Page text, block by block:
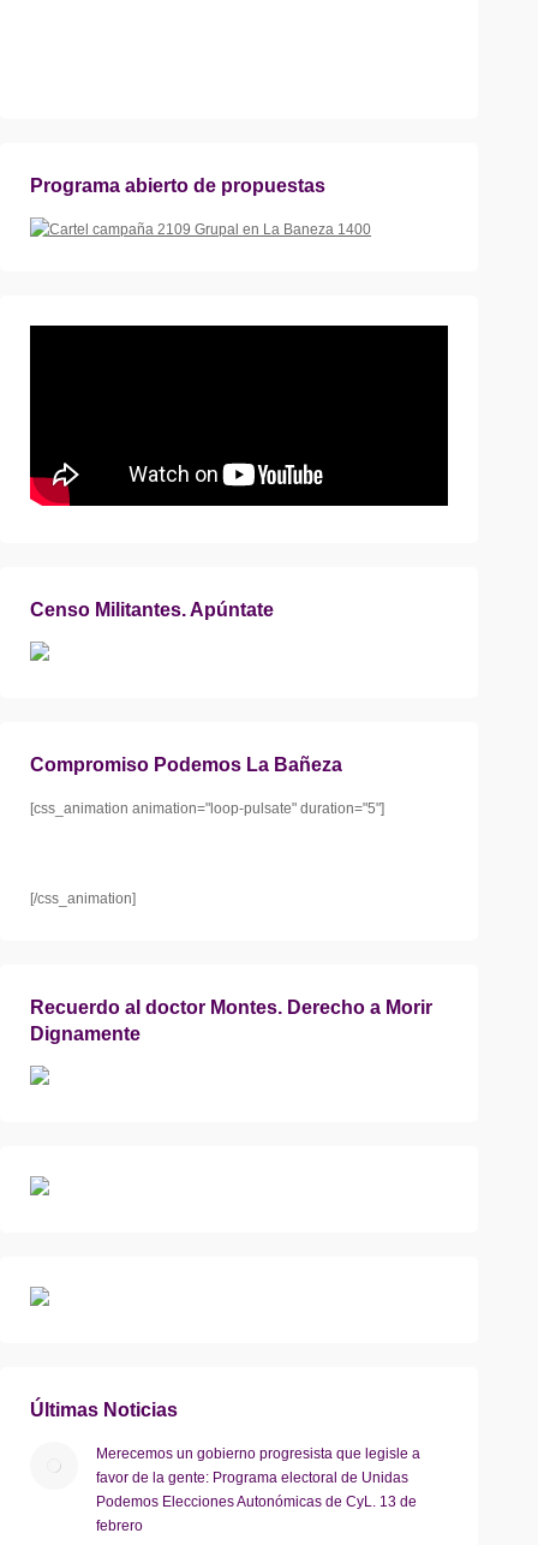
Programa abierto de propuestas
Censo Militantes. Apúntate
Compromiso Podemos La Bañeza
[css_animation animation="loop-pulsate" duration="5"]
[/css_animation]
Recuerdo al doctor Montes. Derecho a Morir
Dignamente
Últimas Noticias
Merecemos un gobierno progresista que legisle a
favor de la gente: Programa electoral de Unidas
Podemos Elecciones Autonómicas de CyL. 13 de
febrero